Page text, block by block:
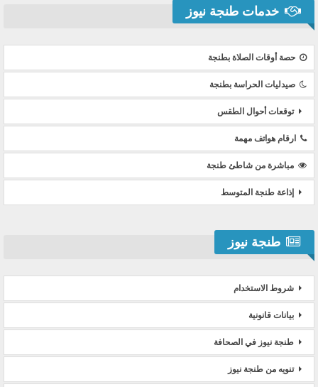
خدمات طنجة نيوز
حصة أوقات الصلاة بطنجة
صيدليات الحراسة بطنجة
توقعات أحوال الطقس
ارقام هواتف مهمة
مباشرة من شاطئ طنجة
إذاعة طنجة المتوسط
طنجة نيوز
شروط الاستخدام
بيانات قانونية
طنجة نيوز في الصحافة
تنويه من طنجة نيوز